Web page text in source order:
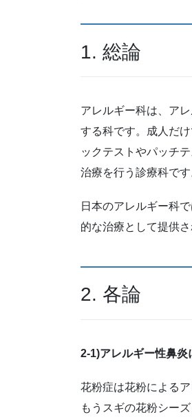
1. 総論
アレルギー科は、ア
する科です。成人だ
ックテストやパッチ
治療を行う診療科です
日本のアレルギー科
的な治療として提供
2. 各論
2-1)アレルギー性鼻炎
花粉症は花粉による
もうスギの花粉シー